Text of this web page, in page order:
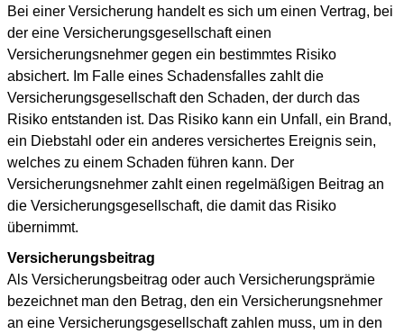
Bei einer Versicherung handelt es sich um einen Vertrag, bei
der eine Versicherungsgesellschaft einen
Versicherungsnehmer gegen ein bestimmtes Risiko
absichert. Im Falle eines Schadensfalles zahlt die
Versicherungsgesellschaft den Schaden, der durch das
Risiko entstanden ist. Das Risiko kann ein Unfall, ein Brand,
ein Diebstahl oder ein anderes versichertes Ereignis sein,
welches zu einem Schaden führen kann. Der
Versicherungsnehmer zahlt einen regelmäßigen Beitrag an
die Versicherungsgesellschaft, die damit das Risiko
übernimmt.
Versicherungsbeitrag
Als Versicherungsbeitrag oder auch Versicherungsprämie
bezeichnet man den Betrag, den ein Versicherungsnehmer
an eine Versicherungsgesellschaft zahlen muss, um in den